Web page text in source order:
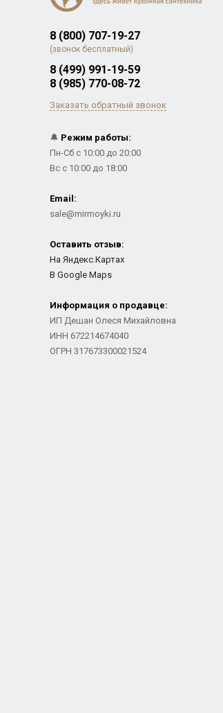
8 (800) 707-19-27
(звонок бесплатный)
8 (499) 991-19-59
8 (985) 770-08-72
Заказать обратный звонок
🔔 Режим работы:
Пн-Сб с 10:00 до 20:00
Вс с 10:00 до 18:00
Email:
sale@mirmoyki.ru
Оставить отзыв:
На Яндекс.Картах
В Google Maps
Информация о продавце:
ИП Дешан Олеся Михайловна
ИНН 672214674040
ОГРН 317673300021524